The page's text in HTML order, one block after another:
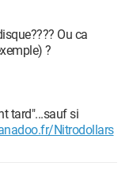
Ou ca
?
tard"...sauf si
Nitrodollars